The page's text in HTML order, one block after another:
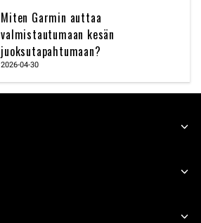
Miten Garmin auttaa
valmistautumaan kesän
juoksutapahtumaan?
2026-04-30